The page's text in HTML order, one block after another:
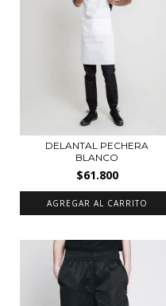
DELANTAL PECHERA
BLANCO
$61.800
AGREGAR AL CARRITO